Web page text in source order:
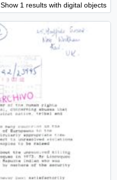
Show 1 results with digital objects